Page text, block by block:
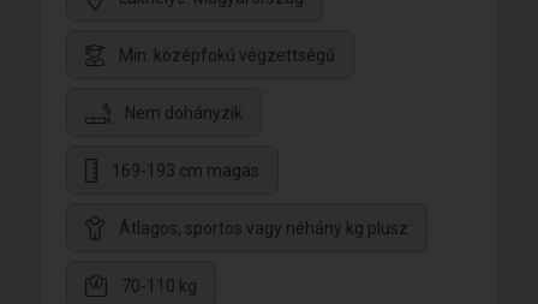
Min. középfokú végzettségű
Nem dohányzik
169-193 cm magas
Átlagos, sportos vagy néhány kg plusz
70-110 kg